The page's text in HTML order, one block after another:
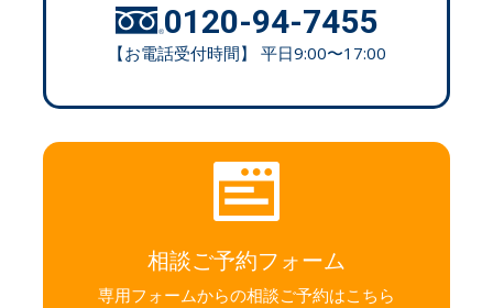
0120-94-7455
【お電話受付時間】 平日9:00〜17:00
相談ご予約フォーム
専用フォームからの相談ご予約はこちら